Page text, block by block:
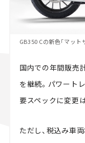
GB350 Cの新色「マット
国内での年間販売
を継続。パワート
要スペックに変更
ただし、税込み車